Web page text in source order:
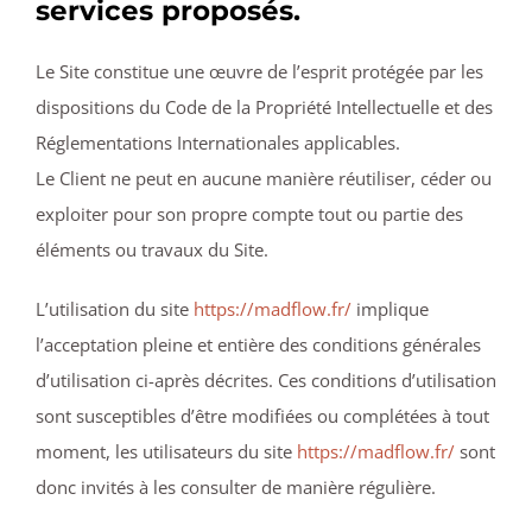
services proposés.
Le Site constitue une œuvre de l’esprit protégée par les
dispositions du Code de la Propriété Intellectuelle et des
Réglementations Internationales applicables.
Le Client ne peut en aucune manière réutiliser, céder ou
exploiter pour son propre compte tout ou partie des
éléments ou travaux du Site.
L’utilisation du site https://madflow.fr/implique
l’acceptation pleine et entière des conditions générales
d’utilisation ci-après décrites. Ces conditions d’utilisation
sont susceptibles d’être modifiées ou complétées à tout
moment, les utilisateurs du site https://madflow.fr/sont
donc invités à les consulter de manière régulière.